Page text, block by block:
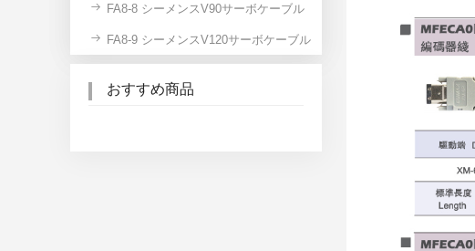
FA8-8 シーメンスV90サーボケーブル
FA8-9 シーメンスV120サーボケーブル
おすすめ商品